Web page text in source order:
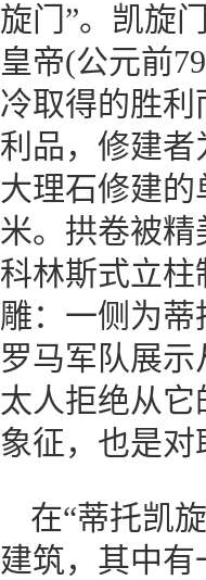
旋门”。凯旋
皇帝(公元前
冷取得的胜
利品，修建
大理石修建的
米。拱卷被
科林斯式立
雕：一侧为
罗马军队展
太人拒绝从
象征，也是
在“蒂托凯
建筑，其中